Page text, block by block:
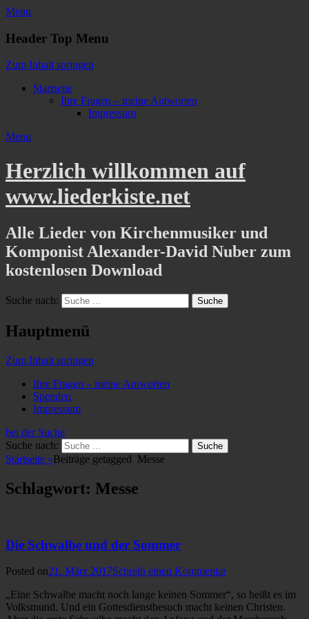
Menu
Header Top Menu
Zum Inhalt springen
Startseite
Ihre Fragen – meine Antworten
Impressum
Menu
Herzlich willkommen auf
www.liederkiste.net
Alle Lieder von Kirchenmusiker und
Komponist Alexander-David Nuber zum
kostenlosen Download
Suche nach:
Hauptmenü
Zum Inhalt springen
Ihre Fragen – meine Antworten
Spenden
Impressum
bei der Suche
Suche nach:
Startseite »Beiträge getagged Messe
Schlagwort: Messe
Die Schwalbe und der Sommer
Posted on21. März 2017Schreib einen Kommentar
„Eine Schwalbe macht noch lange keinen Sommer“, so heißt es im
Volksmund. Und ein Gottesdienstbesuch macht keinen Christen.